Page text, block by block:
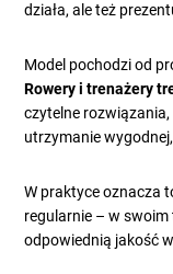
działa, ale też
Model pochodzi od
Rowery i trenażery
czytelne
utrzymanie
W praktyce oznacza
regularnie – w swoim
odpowiednią jakość